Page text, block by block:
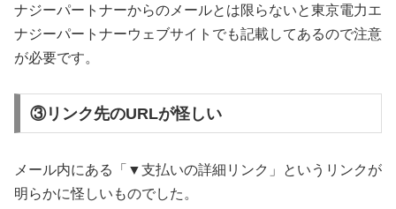
ナジーパートナーからのメールとは限らないと東京電力エ
ナジーパートナーウェブサイトでも記載してあるので注意
が必要です。
③リンク先のURLが怪しい
メール内にある「▼支払いの詳細リンク」というリンクが
明らかに怪しいものでした。